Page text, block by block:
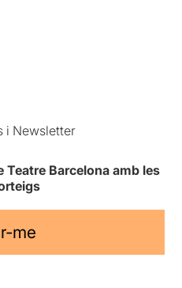
i Newsletter
Barcelona amb les
me